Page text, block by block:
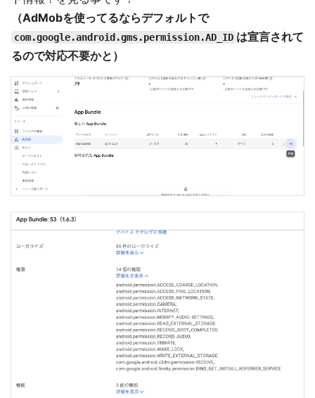
（AdMobを使ってるならデフォルトで
com.google.android.gms.permission.AD_ID は宣言されて
るので対応不要かと）